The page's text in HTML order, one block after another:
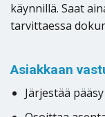
käynnillä. Saat
tarvittaessa
Asiakkaan
Järjestää